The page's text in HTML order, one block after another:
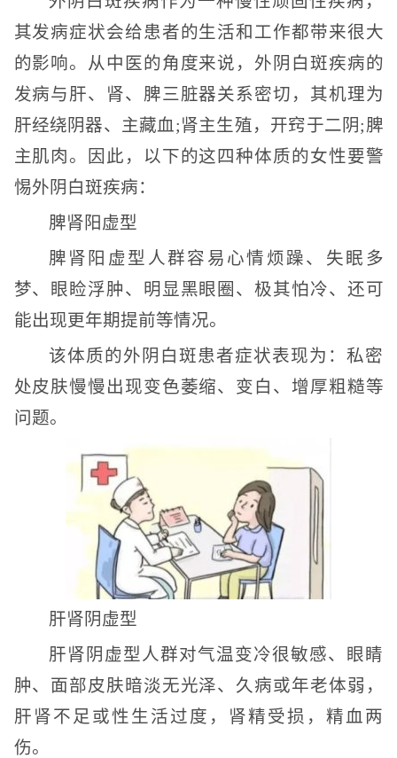
其发病症状会给患者的生活和工作都带来很大
的影响。从中医的角度来说，外阴白斑疾病的
发病与肝、肾、脾三脏器关系密切，其机理为
肝经绕阴器、主藏血;肾主生殖，开窍于二阴;脾
主肌肉。因此，以下的这四种体质的女性要警
惕外阴白斑疾病：
脾肾阳虚型
脾肾阳虚型人群容易心情烦躁、失眠多
梦、眼睑浮肿、明显黑眼圈、极其怕冷、还可
能出现更年期提前等情况。
该体质的外阴白斑患者症状表现为：私密
处皮肤慢慢出现变色萎缩、变白、增厚粗糙等
问题。
肝肾阴虚型
肝肾阴虚型人群对气温变冷很敏感、眼睛
肿、面部皮肤暗淡无光泽、久病或年老体弱，
肝肾不足或性生活过度，肾精受损，精血两
伤。